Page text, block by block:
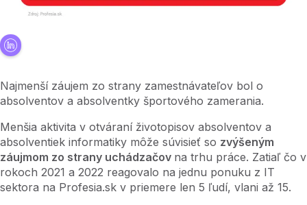
Najmenší záujem zo strany zamestnávateľov bol o
absolventov a absolventky športového zamerania.
Menšia aktivita v otváraní životopisov absolventov a
absolventiek informatiky môže súvisieť so zvýšeným
záujmom zo strany uchádzačov na trhu práce. Zatiaľ čo v
rokoch 2021 a 2022 reagovalo na jednu ponuku z IT
sektora na Profesia.sk v priemere len 5 ľudí, vlani až 15.